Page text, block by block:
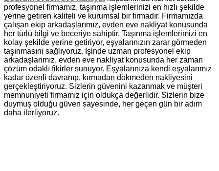
profesyonel firmamız, taşınma işlemlerinizi en hızlı şekilde
yerine getiren kaliteli ve kurumsal bir firmadır. Firmamızda
çalışan ekip arkadaşlarımız, evden eve nakliyat konusunda
her türlü bilgi ve beceriye sahiptir. Taşınma işlemlerimizi en
kolay şekilde yerine getiriyor, eşyalarınızın zarar görmeden
taşınmasını sağlıyoruz. İşinde uzman profesyonel ekip
arkadaşlarımız, evden eve nakliyat konusunda her zaman
çözüm odaklı fikirler sunuyor. Eşyalarınıza kendi eşyalarımız
kadar özenli davranıp, kırmadan dökmeden nakliyesini
gerçekleştiriyoruz. Sizlerin güvenini kazanmak ve müşteri
memnuniyeti firmamız için oldukça değerlidir. Sizlerin bize
duymuş olduğu güven sayesinde, her geçen gün bir adım
daha ilerliyoruz.